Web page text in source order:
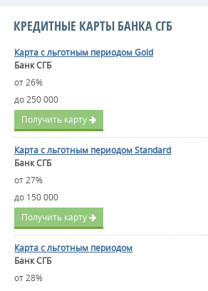
КРЕДИТНЫЕ КАРТЫ БАНКА СГБ
Карта с льготным периодом Gold
Банк СГБ
от 26%
до 250 000
Получить карту
Карта с льготным периодом Standard
Банк СГБ
от 27%
до 150 000
Получить карту
Карта с льготным периодом
Банк СГБ
от 28%